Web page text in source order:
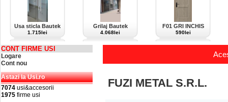
Usa sticla Bautek
1.715lei
Grilaj Bautek
4.068lei
F01 GRI INCHIS
590lei
CONT FIRME USI
Logare
Cont nou
Astazi la Usi.ro
7074 usi&accesorii
1975 firme usi
FUZI METAL S.R.L.